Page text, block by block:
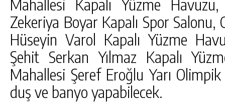
Zekeriya Boyar Kapalı Spor
Hüseyin Varol Kapalı Yüzme
Şehit Serkan Yılmaz Kapalı
Mahallesi Şeref Eroğlu Yarı
duş ve banyo yapabilecek.